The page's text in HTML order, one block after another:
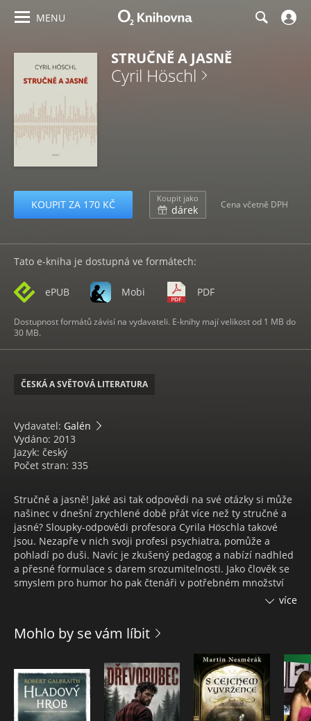
MENU
STRUČNĚ A JASNĚ
Cyril Höschl
KOUPIT ZA 170 KČ Koupit jako
dárek Cena včetně DPH
Tato e-kniha je dostupná ve formátech:
ePUB Mobi PDF
Dostupnost formátů závisí na vydavateli. E-knihy mají velikost od 1 MB do
30 MB.
ČESKÁ A SVĚTOVÁ LITERATURA
Vydavatel: Galén
Vydáno: 2013
Jazyk: český
Počet stran: 335
Stručně a jasně! Jaké asi tak odpovědi na své otázky si může
našinec v dnešní zrychlené době přát více než ty stručné a
jasné? Sloupky-odpovědi profesora Cyrila Höschla takové
jsou. Nezapře v nich svoji profesi psychiatra, pomůže a
pohladí po duši. Navíc je zkušený pedagog a nabízí nadhled
a přesné formulace s darem srozumitelnosti. Jako člověk se
smyslem pro humor ho pak čtenáři v potřebném množství
dávkuje, má pochopení pro lidské slabosti a přidává přesně
2011, které mají zároveň komentující a výkladový charakter a
vznikaly jako odpovědi na otázky čtenářů časopisu Reflex.
více
Mohlo by se vám líbit